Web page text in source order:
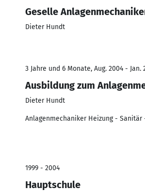
Geselle
Dieter Hundt
3 Jahre und 6 Monate, Aug. 2004 - Jan.
Ausbildung zum
Dieter Hundt
Anlagenmechaniker Heizung -
1999 - 2004
Hauptschule